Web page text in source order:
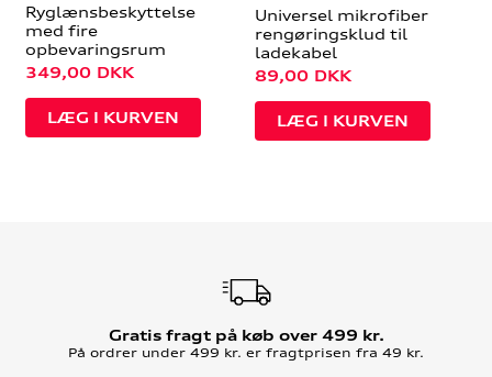
Ryglænsbeskyttelse
med fire
opbevaringsrum
349,00 DKK
Universel mikrofiber
rengøringsklud til
ladekabel
89,00 DKK
Gratis fragt på køb over 499 kr.
På ordrer under 499 kr. er fragtprisen fra 49 kr.